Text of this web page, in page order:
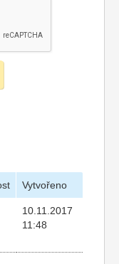
Vytvořeno
10.11.2017
11:48